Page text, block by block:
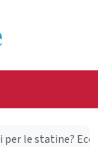
per le statine?